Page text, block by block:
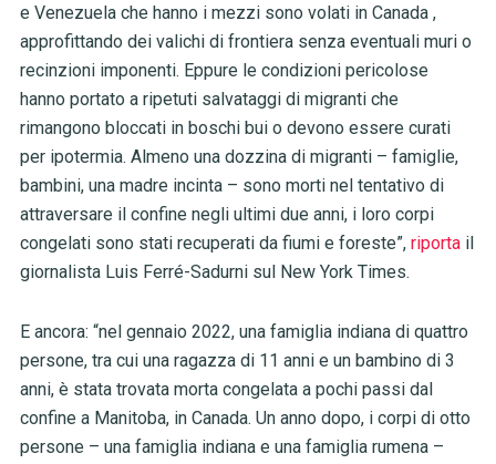
e Venezuela che hanno i mezzi sono volati in Canada ,
approfittando dei valichi di frontiera senza eventuali muri o
recinzioni imponenti. Eppure le condizioni pericolose
hanno portato a ripetuti salvataggi di migranti che
rimangono bloccati in boschi bui o devono essere curati
per ipotermia. Almeno una dozzina di migranti – famiglie,
bambini, una madre incinta – sono morti nel tentativo di
attraversare il confine negli ultimi due anni, i loro corpi
congelati sono stati recuperati da fiumi e foreste”, riportail
giornalista Luis Ferré-Sadurni sul New York Times.
E ancora: “nel gennaio 2022, una famiglia indiana di quattro
persone, tra cui una ragazza di 11 anni e un bambino di 3
anni, è stata trovata morta congelata a pochi passi dal
confine a Manitoba, in Canada. Un anno dopo, i corpi di otto
persone – una famiglia indiana e una famiglia rumena –